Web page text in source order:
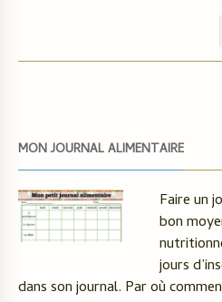
MON JOURNAL ALIMENTAIRE
Faire un
bon
jours
dans son journal. Par où